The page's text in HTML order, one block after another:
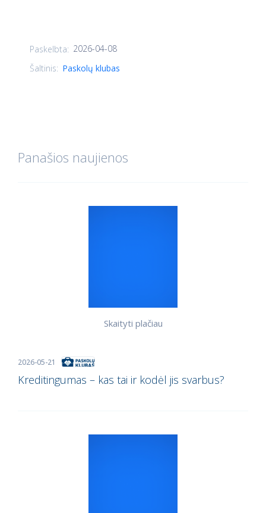
Paskelbta: 2026-04-08
Šaltinis: Paskolų klubas
Panašios naujienos
2026-05-21
Kreditingumas – kas tai ir kodėl jis svarbus?
Skaityti plačiau